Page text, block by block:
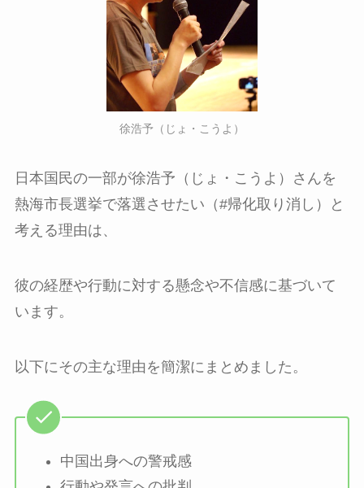
徐浩予（じょ・こうよ）
日本国民の一部が徐浩予（じょ・こうよ）さんを
熱海市長選挙で落選させたい（#帰化取り消し）と
考える理由は、
彼の経歴や行動に対する懸念や不信感に基づいて
います。
以下にその主な理由を簡潔にまとめました。
中国出身への警戒感